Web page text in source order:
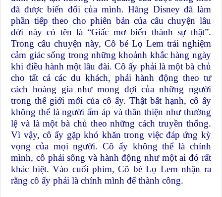
đã được biến đổi của mình. Hãng Disney đã làm
phần tiếp theo cho phiên bản của câu chuyện lâu
đời này có tên là “Giấc mơ biến thành sự thật”.
Trong câu chuyện này, Cô bé Lọ Lem trải nghiệm
cảm giác sống trong những khoảnh khắc hàng ngày
khi điều hành một lâu đài. Cô ấy phải là một bà chủ
cho tất cả các du khách, phải hành động theo tư
cách hoàng gia như mong đợi của những người
trong thế giới mới của cô ấy. Thật bất hạnh, cô ấy
không thể là người ấm áp và thân thiện như thường
lệ và là một bà chủ theo những cách truyền thống.
Vì vậy, cô ấy gặp khó khăn trong việc đáp ứng kỳ
vọng của mọi người. Cô ấy không thể là chính
mình, cô phải sống và hành động như một ai đó rất
khác biệt. Vào cuối phim, Cô bé Lọ Lem nhận ra
rằng cô ấy phải là chính mình để thành công.